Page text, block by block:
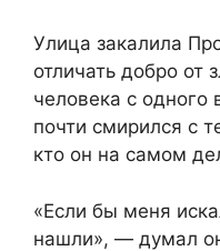
Улица закалила
отличать добро от
человека с одного
почти смирился с
кто он на самом
«Если бы меня
нашли», — думал